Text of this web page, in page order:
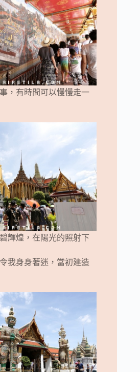
，有時間可以慢慢走一
輝煌，在陽光的照射下
我身身著迷，當初建造